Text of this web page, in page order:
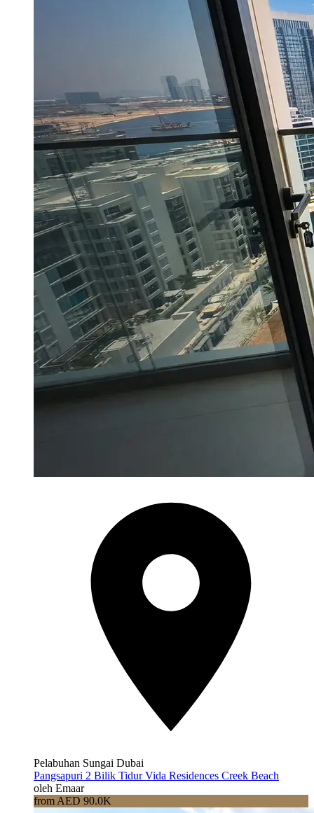
Pelabuhan Sungai Dubai
Pangsapuri 2 Bilik Tidur Vida Residences Creek Beach
oleh Emaar
from AED 90.0K